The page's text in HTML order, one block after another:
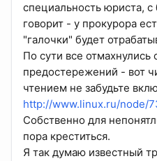
специальность юриста,
говорит - у прокурора
"галочки" будет
По сути все отмахнулись
предостережений - вот
чтением не забудьте
http://www.linux.ru/node/
Собственно для
пора креститься.
Я так думаю известный